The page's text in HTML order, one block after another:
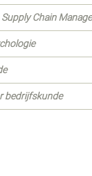
Chain
bedrijfskunde